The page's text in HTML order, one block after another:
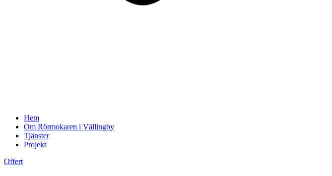
Hem
Om Rörmokaren i Vällingby
Tjänster
Projekt
Offert